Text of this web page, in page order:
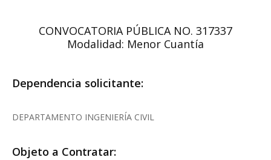
CONVOCATORIA PÚBLICA NO. 317337
Modalidad: Menor Cuantía
Dependencia solicitante:
DEPARTAMENTO INGENIERÍA CIVIL
Objeto a Contratar: